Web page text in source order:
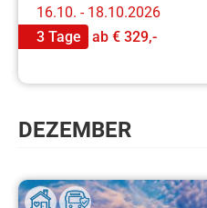
16.10. - 18.10.2026
3 Tage
ab € 329,-
DEZEMBER